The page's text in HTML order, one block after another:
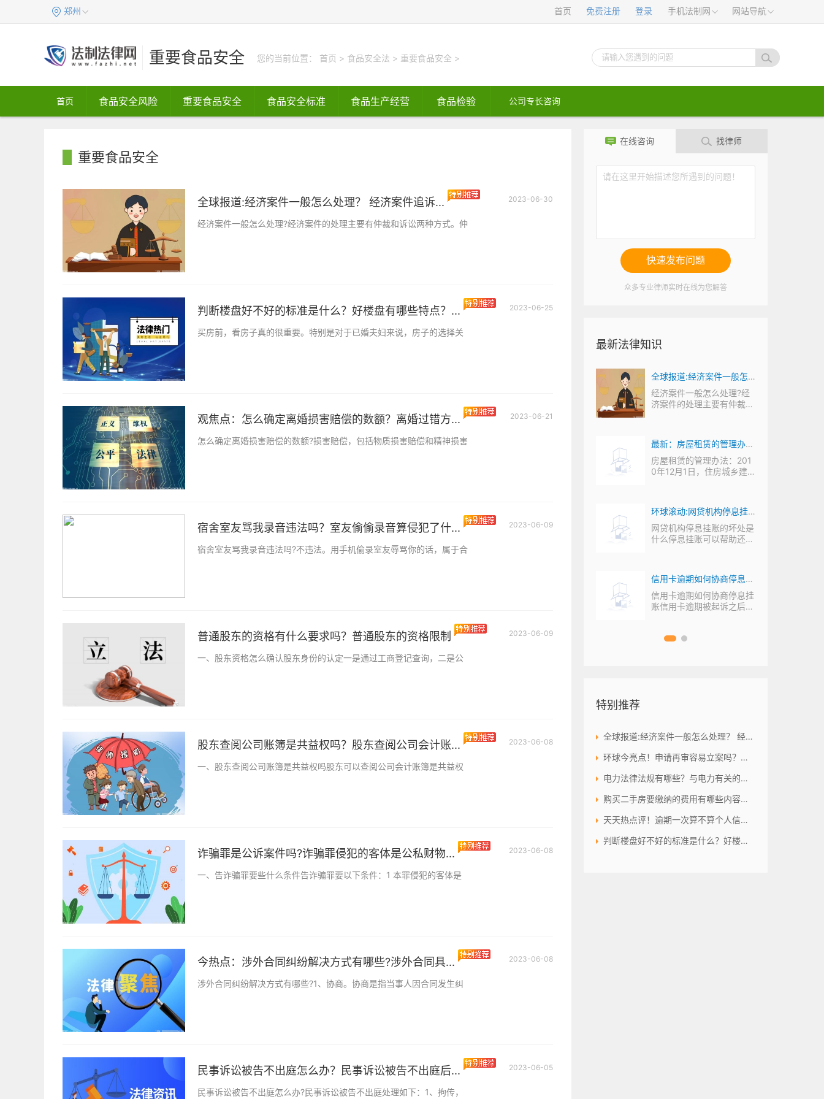
郑州 首页 免费注册 登录 手机法制网 网站导航
重要食品安全 您的当前位置： 首页 > 食品安全法 > 重要食品安全 >
首页 食品安全风险 重要食品安全 食品安全标准 食品生产经营 食品检验 公司专长咨询
重要食品安全
全球报道:经济案件一般怎么处理？ 经济案件追诉... 2023-06-30
经济案件一般怎么处理?经济案件的处理主要有仲裁和诉讼两种方式。仲
判断楼盘好不好的标准是什么？好楼盘有哪些特点？... 2023-06-25
买房前，看房子真的很重要。特别是对于已婚夫妇来说，房子的选择关
观焦点：怎么确定离婚损害赔偿的数额？离婚过错方... 2023-06-21
怎么确定离婚损害赔偿的数额?损害赔偿，包括物质损害赔偿和精神损害
宿舍室友骂我录音违法吗？室友偷偷录音算侵犯了什... 2023-06-09
宿舍室友骂我录音违法吗?不违法。用手机偷录室友辱骂你的话，属于合
普通股东的资格有什么要求吗？普通股东的资格限制 2023-06-09
一、股东资格怎么确认股东身份的认定一是通过工商登记查询，二是公
股东查阅公司账簿是共益权吗？股东查阅公司会计账... 2023-06-08
一、股东查阅公司账簿是共益权吗股东可以查阅公司会计账簿是共益权
诈骗罪是公诉案件吗?诈骗罪侵犯的客体是公私财物... 2023-06-08
一、告诈骗罪要些什么条件告诈骗罪要以下条件：1 本罪侵犯的客体是
今热点：涉外合同纠纷解决方式有哪些?涉外合同具... 2023-06-08
涉外合同纠纷解决方式有哪些?1、协商。协商是指当事人因合同发生纠
民事诉讼被告不出庭怎么办？民事诉讼被告不出庭后... 2023-06-05
民事诉讼被告不出庭怎么办?民事诉讼被告不出庭处理如下：1、拘传，
在线咨询 找律师
快速发布问题
众多专业律师实时在线为您解答
最新法律知识
少钱？
诉讼的具体流程包括
停息挂账么？信用卡停息挂
银行信用卡能停息挂账么信
卡停息挂账业务
全球报道:经济案件一般怎
么处理？ 经济案件追诉期
是多久？
经济案件一般怎么处理?经
济案件的处理主要有仲裁和
最新：房屋租赁的管理办法
有哪些？房屋租赁纠纷起诉
有哪些程序？
房屋租赁的管理办法：201
0年12月1日，住房城乡建
环球滚动:网贷机构停息挂
账的坏处是什么？办理停息
挂账需要哪些证明？
网贷机构停息挂账的坏处是
什么停息挂账可以帮助还，
信用卡逾期如何协商停息挂
账？信用卡停息挂账政策规
定是什么？
信用卡逾期如何协商停息挂
账信用卡逾期被起诉之后，
特别推荐
全球报道:经济案件一般怎么处理？ 经济案件追诉期是多久？
环球今亮点！申请再审容易立案吗？再审申请审核通过是立案吗?
电力法律法规有哪些？与电力有关的法律汇总_热议
购买二手房要缴纳的费用有哪些内容？二手房的缴纳税费是怎么样的？-当前独家
天天热点评！逾期一次算不算个人信用不良？个人信用卡债务是否会连累老婆?
判断楼盘好不好的标准是什么？好楼盘有哪些特点？楼盘看房注意哪些问题？